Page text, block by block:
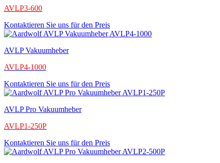
AVLP3-600
Kontaktieren Sie uns für den Preis
AVLP Vakuumheber
AVLP4-1000
Kontaktieren Sie uns für den Preis
AVLP Pro Vakuumheber
AVLP1-250P
Kontaktieren Sie uns für den Preis